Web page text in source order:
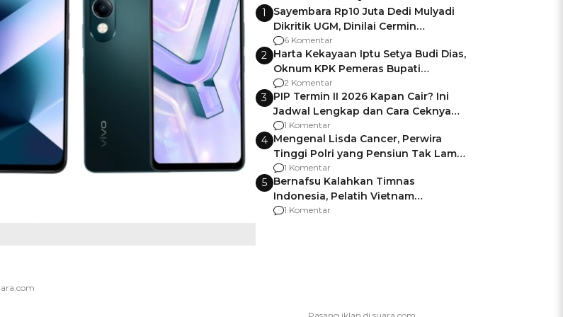
1
Sayembara Rp10 Juta Dedi Mulyadi
Dikritik UGM, Dinilai Cermin
Gagalnya Negara Jamin Keamanan
6 Komentar
2 Harta Kekayaan Iptu Setya Budi Dias,
Oknum KPK Pemeras Bupati
Pemalang
2 Komentar
3 PIP Termin II 2026 Kapan Cair? Ini
Jadwal Lengkap dan Cara Ceknya
agar Dana Tidak Hangus!
1 Komentar
4 Mengenal Lisda Cancer, Perwira
Tinggi Polri yang Pensiun Tak Lama
Usai Jadi Brigjen
1 Komentar
5 Bernafsu Kalahkan Timnas
Indonesia, Pelatih Vietnam
Berencana Pakai Jimat di Pakansari
1 Komentar